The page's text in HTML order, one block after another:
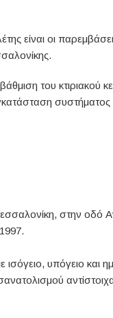
είναι οι
του
συστήματος
στην οδό
ισόγειο, υπόγειο